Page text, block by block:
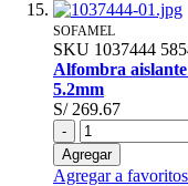
SOFAMEL
SKU 1037444
Alfombra aislante
5.2mm
S/ 269.67
-
Agregar
Agregar a favoritos